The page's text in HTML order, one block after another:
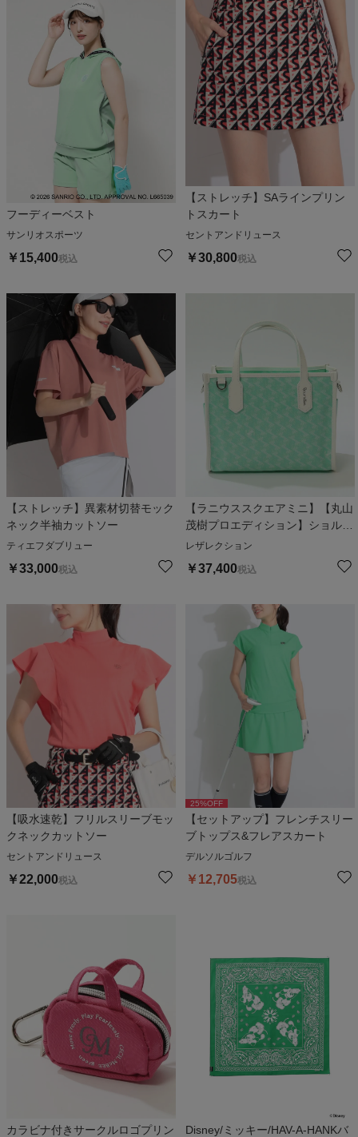
フーディーベスト
サンリオスポーツ
￥ 15,400税込
【ストレッチ】SAラインプリン
トスカート
セントアンドリュース
￥30,800税込
【ストレッチ】異素材切替モック
ネック半袖カットソー
ティエフダブリュー
￥33,000税込
【ラニウススクエアミニ】【丸山
茂樹プロエディション】ショルダ
ー付きロゴ総柄カートバッグ
レザレクション
￥37,400税込
【吸水速乾】フリルスリーブモッ
クネックカットソー
セントアンドリュース
￥22,000税込
25%OFF
【セットアップ】フレンチスリー
ブトップス&フレアスカート
デルソルゴルフ
￥ 12,705税込
カラビナ付きサークルロゴプリン
Disney/ミッキー/HAV-A-HANKバ